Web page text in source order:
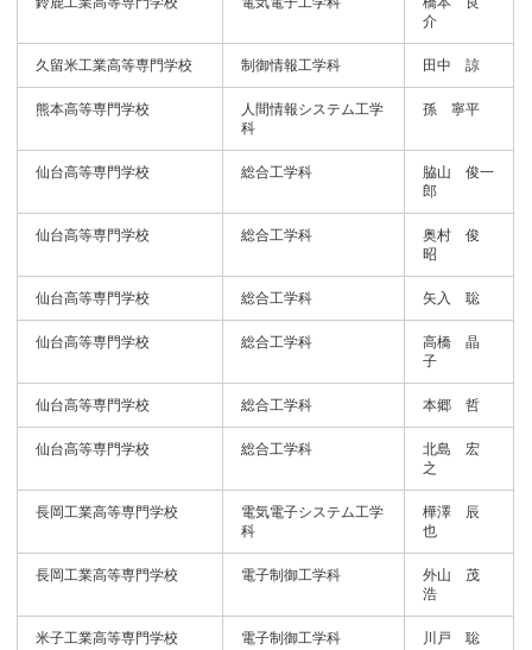
介
久留米工業高等専門学校 制御情報工学科 田中 諒
熊本高等専門学校
人間情報システム工学
科
孫 寧平
仙台高等専門学校 総合工学科
脇山 俊一
郎
仙台高等専門学校 総合工学科
奥村 俊
昭
仙台高等専門学校 総合工学科 矢入 聡
仙台高等専門学校 総合工学科
高橋 晶
子
仙台高等専門学校 総合工学科 本郷 哲
仙台高等専門学校 総合工学科
北島 宏
之
長岡工業高等専門学校
電気電子システム工学
科
樺澤 辰
也
長岡工業高等専門学校 電子制御工学科
外山 茂
浩
米子工業高等専門学校 電子制御工学科
川戸 聡